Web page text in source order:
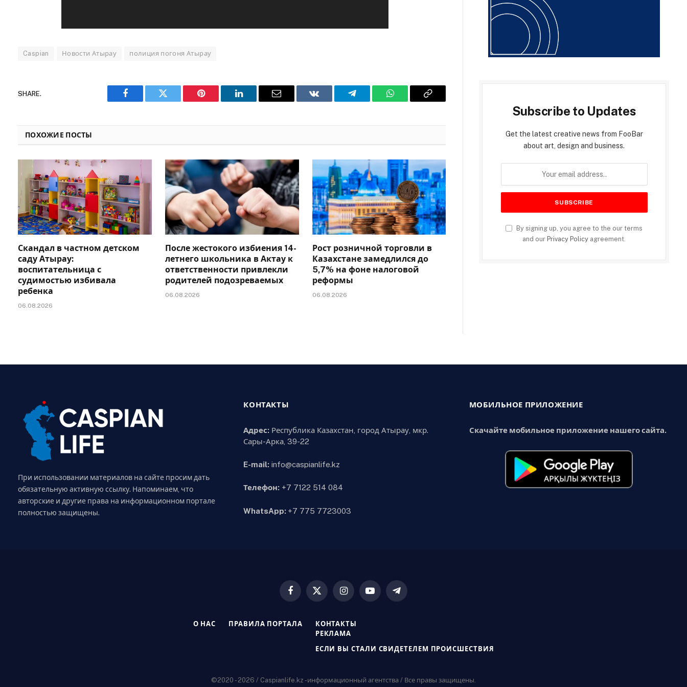
Caspian Новости Атырау полиция погоня Атырау
SHARE.
Facebook Twitter Pinterest LinkedIn Email VKontakteTelegram WhatsAppCopy
ПОХОЖИЕ ПОСТЫ
Скандал в частном детском
саду Атырау:
воспитательница с
судимостью избивала
ребенка
06.08.2026
После жестокого избиения 14-
летнего школьника в Актау к
ответственности привлекли
родителей подозреваемых
06.08.2026
Рост розничной торговли в
Казахстане замедлился до
5,7% на фоне налоговой
реформы
06.08.2026
Subscribe to Updates
Get the latest creative news from FooBar
about art, design and business.
By signing up, you agree to the our terms
and our Privacy Policy agreement.
При использовании материалов на сайте просим дать
обязательную активную ссылку. Напоминаем, что
авторские и другие права на информационном портале
полностью защищены.
КОНТАКТЫ
Адрес: Республика Казахстан, город Атырау, мкр.
Сары-Арка, 39-22
E-mail: info@caspianlife.kz
Телефон: +7 7122 514 084
WhatsApp: +7 775 7723003
МОБИЛЬНОЕ ПРИЛОЖЕНИЕ
Скачайте мобильное приложение нашего сайта.
Facebook
X
InstagramYouTubeTelegram
О НАС ПРАВИЛА ПОРТАЛА
КОНТАКТЫ
РЕКЛАМА
ЕСЛИ ВЫ СТАЛИ СВИДЕТЕЛЕМ ПРОИСШЕСТВИЯ
©2020 - 2026 / Caspianlife.kz -информационный агентства / Все правы защищены.